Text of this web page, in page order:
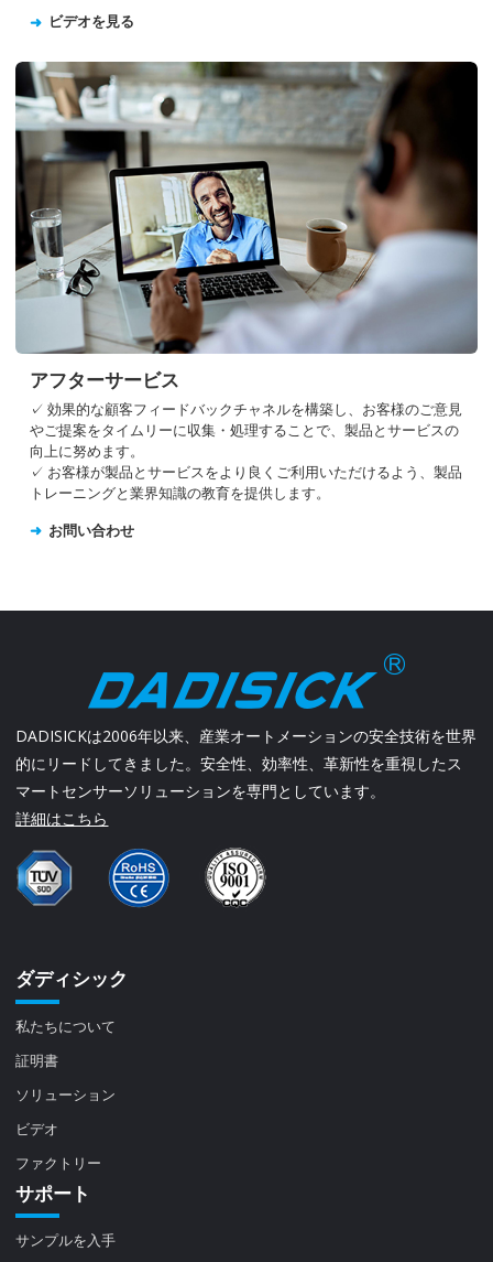
ビデオを見る
アフターサービス
✓ 効果的な顧客フィードバックチャネルを構築し、お客様のご意見
やご提案をタイムリーに収集・処理することで、製品とサービスの
向上に努めます。
✓ お客様が製品とサービスをより良くご利用いただけるよう、製品
トレーニングと業界知識の教育を提供します。
お問い合わせ
DADISICKは2006年以来、産業オートメーションの安全技術を世界
的にリードしてきました。安全性、効率性、革新性を重視したス
マートセンサーソリューションを専門としています。
詳細はこちら
ダディシック
私たちについて
証明書
ソリューション
ビデオ
ファクトリー
サポート
サンプルを入手